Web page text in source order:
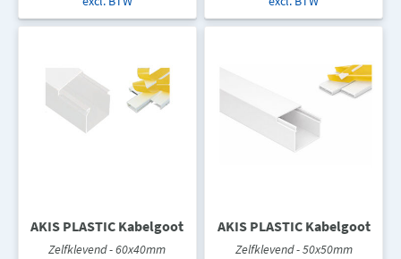
AKIS PLASTIC Kabelgoot
Zelfklevend - 60x40mm
AKIS PLASTIC Kabelgoot
Zelfklevend - 50x50mm